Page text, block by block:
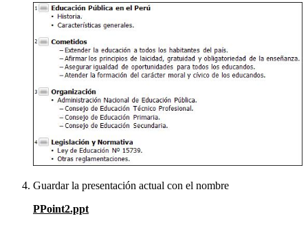
Guardar la presentación actual con el nombre
PPoint2.ppt